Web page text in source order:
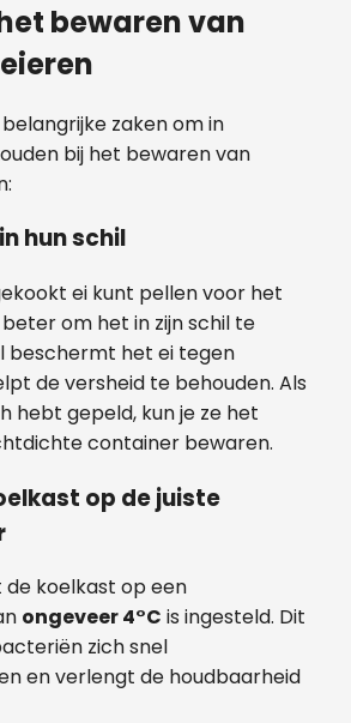
bewaren van
zaken om in
bij het bewaren van
hun schil
ei kunt pellen voor het
om het in zijn schil te
beschermt het ei tegen
de versheid te behouden. Als
hebt gepeld, kun je ze het
container bewaren.
op de juiste
koelkast op een
ongeveer 4°C is ingesteld. Dit
zich snel
en verlengt de houdbaarheid